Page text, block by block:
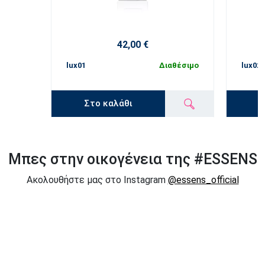
42,00 €
lux01 Διαθέσιμο
Στο καλάθι
lux02
Μπες στην οικογένεια της #ESSENS
Ακολουθήστε μας στο Instagram @essens_official